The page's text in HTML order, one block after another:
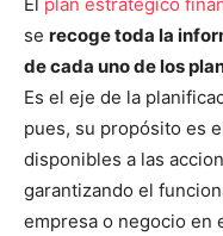
se recoge toda la
de cada uno de los
Es el eje de la
pues, su propósito es
disponibles a las
garantizando el
empresa o negocio en